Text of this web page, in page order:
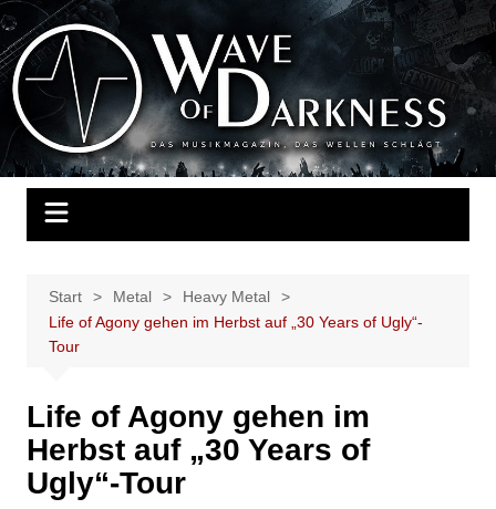
Zum
Inhalt
springen
Wave of Darkness
Das Musikmagazin, das Wellen schlägt. Konzerte, Festivals, Events,
Fotos, Termine, Interviews, Berichte, Musik
Start Metal
Heavy Metal
Life of Agony gehen im Herbst auf „30 Years of Ugly“-
Tour
Life of Agony gehen im
Herbst auf „30 Years of
Ugly“-Tour